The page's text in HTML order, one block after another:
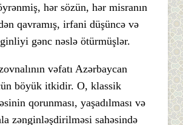
hər sözün, hər misranın
qavramış, irfani düşüncə və
gənc nəslə ötürmüşlər.
vəfatı Azərbaycan
böyük itkidir. O, klassik
qorunması, yaşadılması və
zənginləşdirilməsi sahəsində